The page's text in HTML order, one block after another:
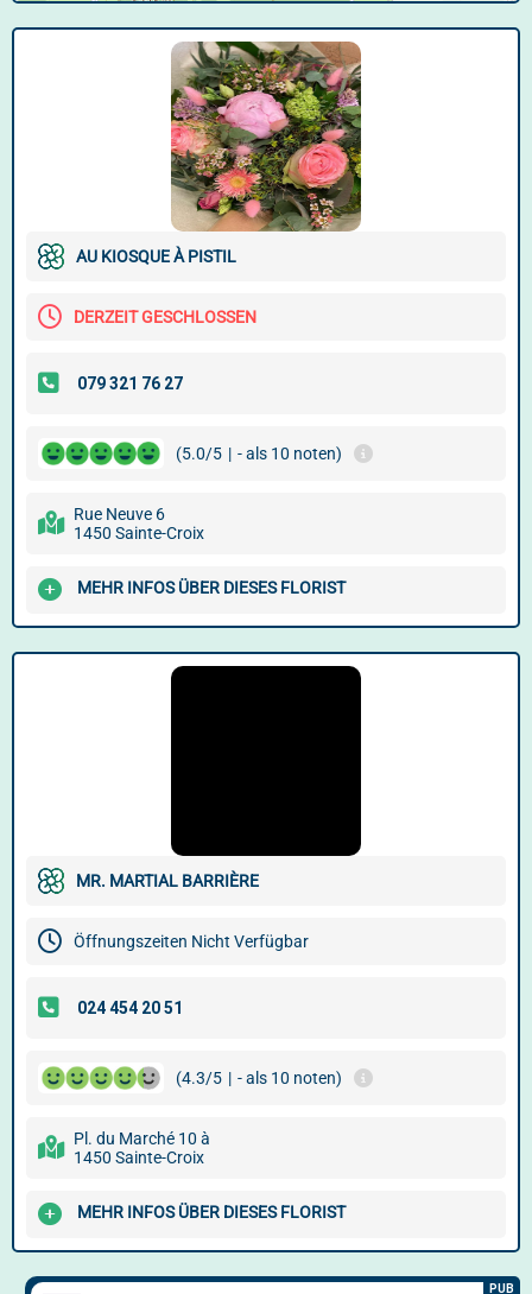
AU KIOSQUE À PISTIL
DERZEIT GESCHLOSSEN
(5.0/5 | - als 10 noten)
Rue Neuve 6
1450 Sainte-Croix
MEHR INFOS ÜBER DIESES FLORIST
MR. MARTIAL BARRIÈRE
Öffnungszeiten Nicht Verfügbar
(4.3/5 | - als 10 noten)
Pl. du Marché 10 à
1450 Sainte-Croix
MEHR INFOS ÜBER DIESES FLORIST